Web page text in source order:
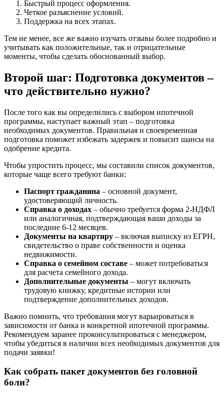
Быстрый процесс оформления.
Четкое разъяснение условий.
Поддержка на всех этапах.
Тем не менее, все же важно изучать отзывы более подробно и
учитывать как положительные, так и отрицательные
моменты, чтобы сделать обоснованный выбор.
Второй шаг: Подготовка документов –
что действительно нужно?
После того как вы определились с выбором ипотечной
программы, наступает важный этап – подготовка
необходимых документов. Правильная и своевременная
подготовка поможет избежать задержек и повысит шансы на
одобрение кредита.
Чтобы упростить процесс, мы составили список документов,
которые чаще всего требуют банки:
Паспорт гражданина – основной документ,
удостоверяющий личность.
Справка о доходах – обычно требуется форма 2-НДФЛ
или аналогичная, подтверждающая ваши доходы за
последние 6-12 месяцев.
Документы на квартиру – включая выписку из ЕГРН,
свидетельство о праве собственности и оценка
недвижимости.
Справка о семейном составе – может потребоваться
для расчета семейного дохода.
Дополнительные документы – могут включать
трудовую книжку, кредитные истории или
подтверждение дополнительных доходов.
Важно помнить, что требования могут варьироваться в
зависимости от банка и конкретной ипотечной программы.
Рекомендуем заранее проконсультироваться с менеджером,
чтобы убедиться в наличии всех необходимых документов для
подачи заявки!
Как собрать пакет документов без головной
боли?